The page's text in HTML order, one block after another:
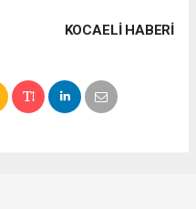
KOCAELI HABERİ